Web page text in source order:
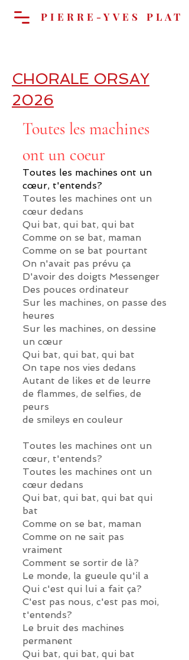
PIERRE-YVES PLAT
CHORALE ORSAY
2026
Toutes les machines
ont un coeur
Toutes les machines ont un
cœur, t'entends?
Toutes les machines ont un
cœur dedans
Qui bat, qui bat, qui bat
Comme on se bat, maman
Comme on se bat pourtant
On n'avait pas prévu ça
D'avoir des doigts Messenger
Des pouces ordinateur
Sur les machines, on passe des
heures
Sur les machines, on dessine
un cœur
Qui bat, qui bat, qui bat
On tape nos vies dedans
Autant de likes et de leurre
de flammes, de selfies, de
peurs
de smileys en couleur
Toutes les machines ont un
cœur, t'entends?
Toutes les machines ont un
cœur dedans
Qui bat, qui bat, qui bat qui
bat
Comme on se bat, maman
Comme on ne sait pas
vraiment
Comment se sortir de là?
Le monde, la gueule qu'il a
Qui c'est qui lui a fait ça?
C'est pas nous, c'est pas moi,
t'entends?
Le bruit des machines
permanent
Qui bat, qui bat, qui bat